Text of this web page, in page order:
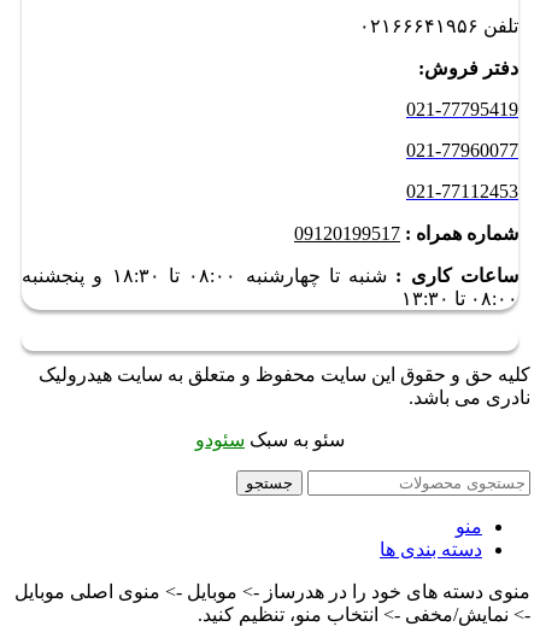
تلفن ۰۲۱۶۶۶۴۱۹۵۶
دفتر فروش:
021-77795419
021-77960077
021-77112453
شماره همراه : 09120199517
ساعات کاری : شنبه تا چهارشنبه ۰۸:۰۰ تا ۱۸:۳۰ و
پنجشنبه
۰۸:۰۰ تا ۱۳:۳۰
کلیه حق و حقوق این سایت محفوظ و متعلق به سایت هیدرولیک
نادری می باشد.
سئو به سبک سئودو
جستجو
منو
دسته بندی ها
منوی دسته های خود را در هدرساز -> موبایل -> منوی اصلی موبایل
-> نمایش/مخفی -> انتخاب منو، تنظیم کنید.